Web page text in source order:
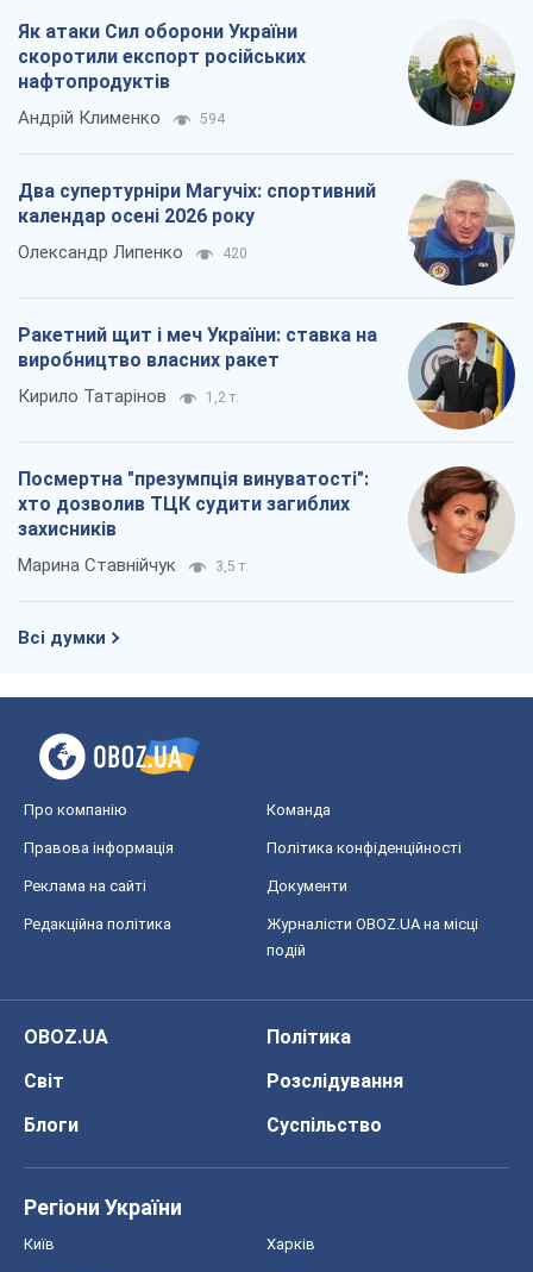
Як атаки Сил оборони України
скоротили експорт російських
нафтопродуктів
Андрій Клименко 594
Два супертурніри Магучіх: спортивний
календар осені 2026 року
Олександр Липенко 420
Ракетний щит і меч України: ставка на
виробництво власних ракет
Кирило Татарінов 1,2 т.
Посмертна "презумпція винуватості":
хто дозволив ТЦК судити загиблих
захисників
Марина Ставнійчук 3,5 т.
Всі думки
Про компанію Команда
Правова інформація Політика конфіденційності
Реклама на сайті Документи
Редакційна політика
Журналісти OBOZ.UA на місці
подій
OBOZ.UA
Політика
Світ
Розслідування
Блоги
Суспільство
Регіони України
Київ Харків